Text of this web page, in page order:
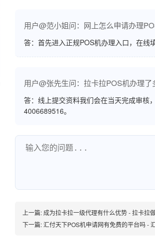
用户@范小姐问：网上怎么申请办理
答：首先进入正规POS机办理入口，在线
用户@张先生问：拉卡拉POS机办理了
答：线上提交资料我们会在当天完成审核
4006689516。
上一篇: 成为拉卡拉一级代理有什么优势 - 拉卡拉
下一篇:汇付天下POS机申请网有免费的平台吗 -